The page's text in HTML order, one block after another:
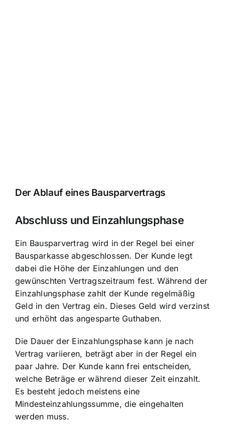
Der Ablauf eines Bausparvertrags
Abschluss und Einzahlungsphase
Ein Bausparvertrag wird in der Regel bei einer
Bausparkasse abgeschlossen. Der Kunde legt
dabei die Höhe der Einzahlungen und den
gewünschten Vertragszeitraum fest. Während der
Einzahlungsphase zahlt der Kunde regelmäßig
Geld in den Vertrag ein. Dieses Geld wird verzinst
und erhöht das angesparte Guthaben.
Die Dauer der Einzahlungsphase kann je nach
Vertrag variieren, beträgt aber in der Regel ein
paar Jahre. Der Kunde kann frei entscheiden,
welche Beträge er während dieser Zeit einzahlt.
Es besteht jedoch meistens eine
Mindesteinzahlungssumme, die eingehalten
werden muss.